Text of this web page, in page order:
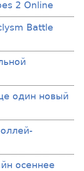
2 Online
Battle
один новый
осеннее